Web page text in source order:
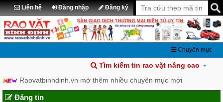
Liên hệ Đăng nhập Đăng ký
Chuyên mục
Tìm kiếm tin rao vặt nâng cao
Raovatbinhdinh.vn mở thêm nhiều chuyên mục mới
Chia sẽ tin đã đăng lên Facebook
Đăng tin